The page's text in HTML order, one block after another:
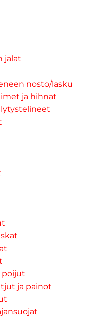
jalat
nosto/lasku
ja hihnat
poijut
ja painot